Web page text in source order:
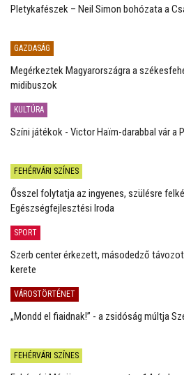
Pletykafészek – Neil Simon bohózata a
GAZDASÁG
Megérkeztek Magyarországra a
midibuszok
KULTÚRA
Színi játékok - Victor Haïm-darabbal vár a
FEHÉRVÁRI SZÍNES
Ősszel folytatja az ingyenes, szülésre
Egészségfejlesztési Iroda
SPORT
Szerb center érkezett, másodedző
kerete
VÁROSTÖRTÉNET
„Mondd el fiaidnak!” - a zsidóság múltja
FEHÉRVÁRI SZÍNES